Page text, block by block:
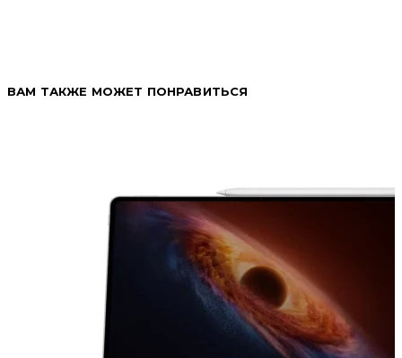
ВАМ ТАКЖЕ МОЖЕТ ПОНРАВИТЬСЯ